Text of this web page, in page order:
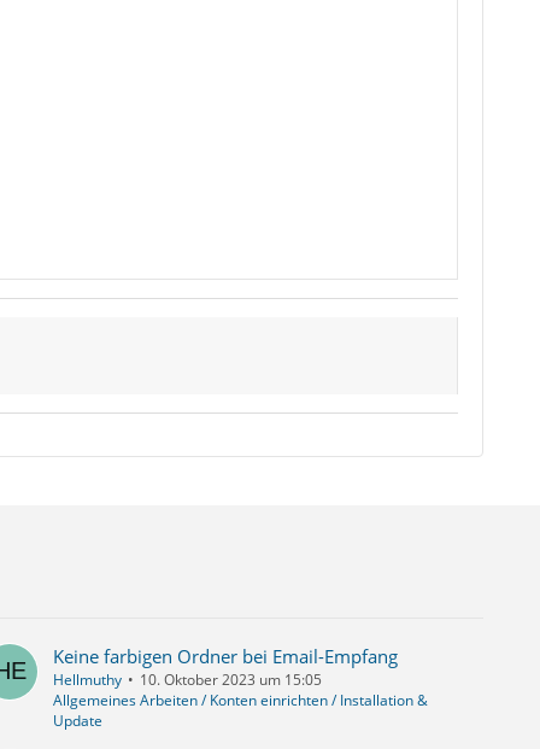
Keine farbigen Ordner bei Email-Empfang
Hellmuthy
10. Oktober 2023 um 15:05
Allgemeines Arbeiten / Konten einrichten / Installation &
Update